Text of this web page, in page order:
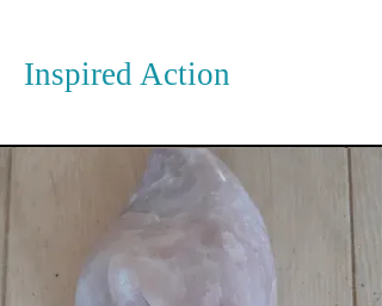
Inspired Action